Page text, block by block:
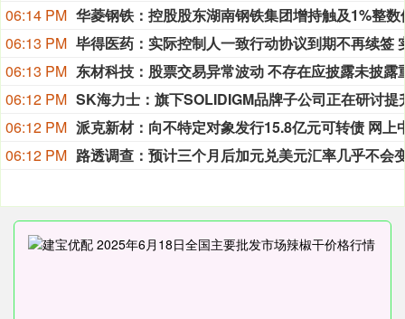
06:14 PM
06:13 PM
06:13 PM
06:12 PM
06:12 PM
06:12 PM